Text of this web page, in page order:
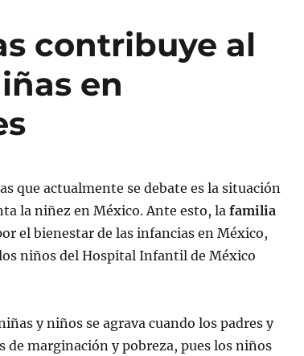
contribuye al
en
que actualmente se debate es la situación
la niñez en México. Ante esto, la familia
el bienestar de las infancias en México,
niños del Hospital Infantil de México
y niños se agrava cuando los padres y
de marginación y pobreza, pues los niños